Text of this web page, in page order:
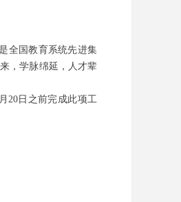
全国教育系统先进集
，学脉绵延，人才辈
20日之前完成此项工